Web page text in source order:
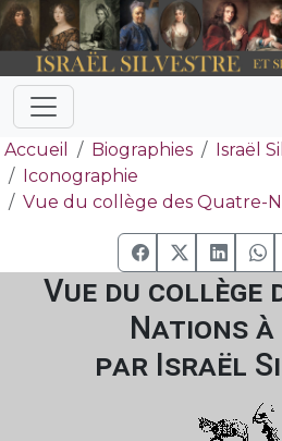
Accueil Biographies
Israël
Iconographie
Vue du collège des Quatre-
Vue du collège
Nations à
par Israël